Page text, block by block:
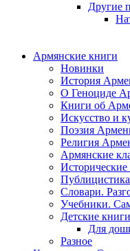
Другие
Армянские книги
Новинки
История
О Геноциде
Книги об
Иcкусство и
Поэзия
Религия
Армянские
Публицистика
Словари.
Учебники.
Детские книги
Для
Разное